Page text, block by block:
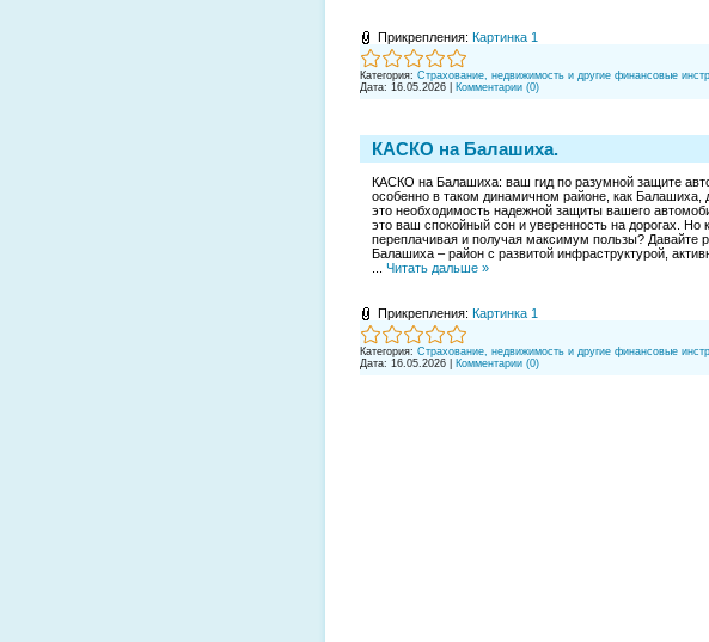
Прикрепления: Картинка 1
Категория: Страхование, недвижимость и другие финансовые
Дата: 16.05.2026 Комментарии (0)
КАСКО на Балашиха.
КАСКО на Балашиха: ваш гид по разумной защите
особенно в таком динамичном районе, как Балашиха,
это необходимость надежной защиты вашего
это ваш спокойный сон и уверенность на дорогах. Но
переплачивая и получая максимум пользы? Давайте
Балашиха – район с развитой инфраструктурой,
Читать дальше »
Прикрепления: Картинка 1
Категория: Страхование, недвижимость и другие финансовые
Дата: 16.05.2026 Комментарии (0)